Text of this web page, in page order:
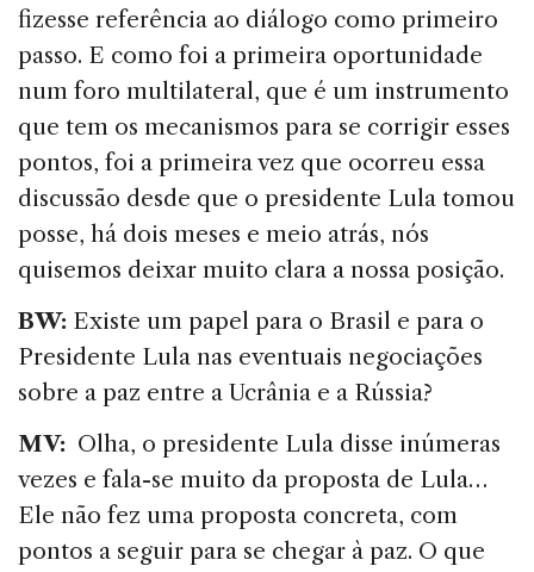
fizesse referência ao diálogo como primeiro
passo. E como foi a primeira oportunidade
num foro multilateral, que é um instrumento
que tem os mecanismos para se corrigir esses
pontos, foi a primeira vez que ocorreu essa
discussão desde que o presidente Lula tomou
posse, há dois meses e meio atrás, nós
quisemos deixar muito clara a nossa posição.
BW: Existe um papel para o Brasil e para o
Presidente Lula nas eventuais negociações
sobre a paz entre a Ucrânia e a Rússia?
MV: Olha, o presidente Lula disse inúmeras
vezes e fala-se muito da proposta de Lula…
Ele não fez uma proposta concreta, com
pontos a seguir para se chegar à paz. O que